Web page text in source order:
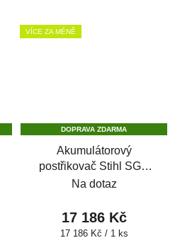
VÍCE ZA MÉNĚ
DOPRAVA ZDARMA
Akumulátorový
postřikovač Stihl SGA
85
Na dotaz
17 186 Kč
Měrná
17 186 Kč / 1 ks